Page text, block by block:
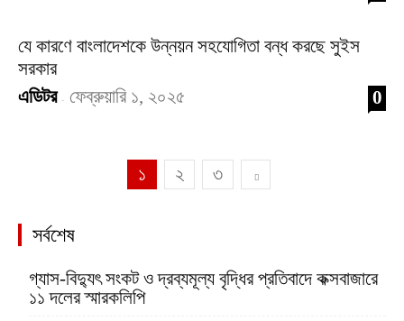
যে কারণে বাংলাদেশকে উন্নয়ন সহযোগিতা বন্ধ করছে সুইস
সরকার
এডিটর - ফেব্রুয়ারি ১, ২০২৫ 0
১ ২ ৩
সর্বশেষ
গ্যাস-বিদ্যুৎ সংকট ও দ্রব্যমূল্য বৃদ্ধির প্রতিবাদে কক্সবাজারে
১১ দলের স্মারকলিপি